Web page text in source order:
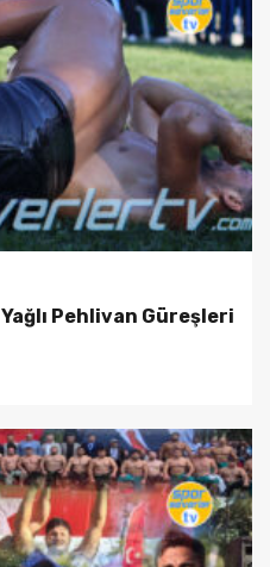
Pehlivan Güreşleri